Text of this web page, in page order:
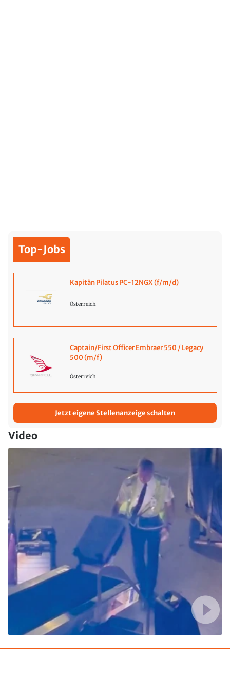
Top-Jobs
Kapitän Pilatus PC-12NGX (f/m/d)
Österreich
Captain/First Officer Embraer 550 / Legacy
500 (m/f)
Österreich
Jetzt eigene Stellenanzeige schalten
Video